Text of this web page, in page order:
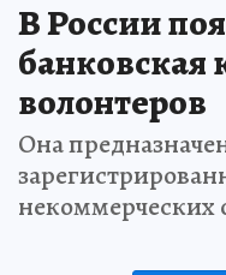
В России
банковская
волонтеров
Она
некоммерческих